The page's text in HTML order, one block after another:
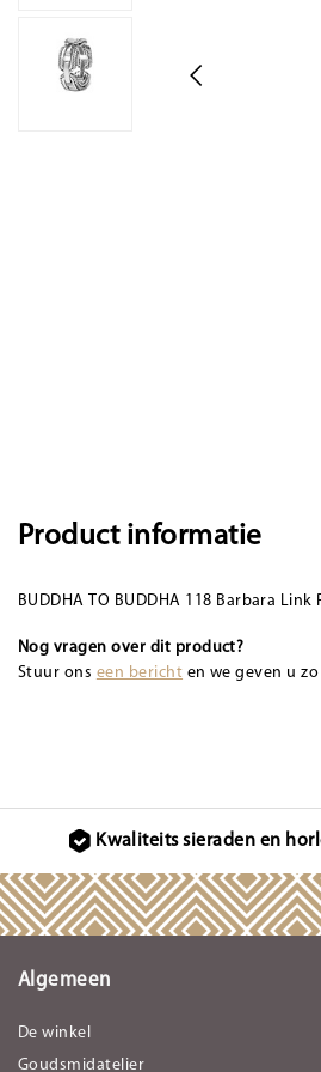
Product informatie
BUDDHA TO BUDDHA 118 Barbara Link
Nog vragen over dit product?
Stuur ons een bericht en we geven u
Kwaliteits sieraden en
Algemeen
De winkel
Goudsmidatelier